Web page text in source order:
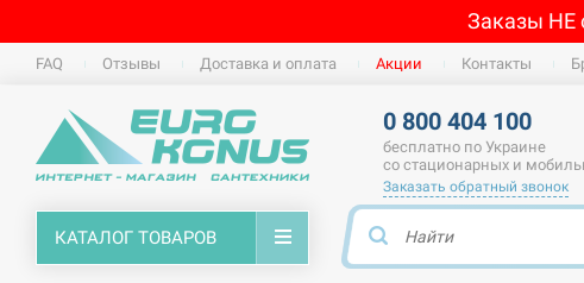
Заказы НЕ
FAQ Отзывы Доставка и оплата Акции Контакты
0 800 404 100
бесплатно по Украине
со стационарных и
Заказать обратный звонок
КАТАЛОГ ТОВАРОВ